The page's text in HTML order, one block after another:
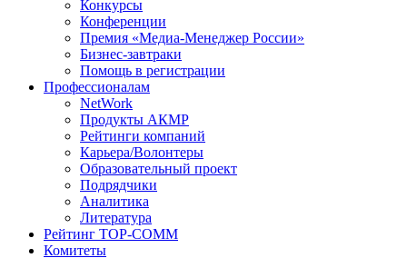
Конкурсы
Конференции
Премия «Медиа-Менеджер России»
Бизнес-завтраки
Помощь в регистрации
Профессионалам
NetWork
Продукты АКМР
Рейтинги компаний
Карьера/Волонтеры
Образовательный проект
Подрядчики
Аналитика
Литература
Рейтинг TOP-COMM
Комитеты